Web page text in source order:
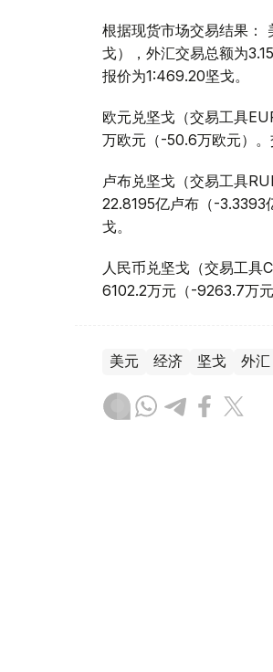
根据现货市场交易结果：
戈），外汇交易总额为
报价为1:469.20坚戈。
欧元兑坚戈（交易工具
万欧元（-50.6万欧元）。
卢布兑坚戈（交易工具
22.8195亿卢布（-3.3393
戈。
人民币兑坚戈（交易工具
6102.2万元（-9263.7万
美元 经济 坚戈 外汇